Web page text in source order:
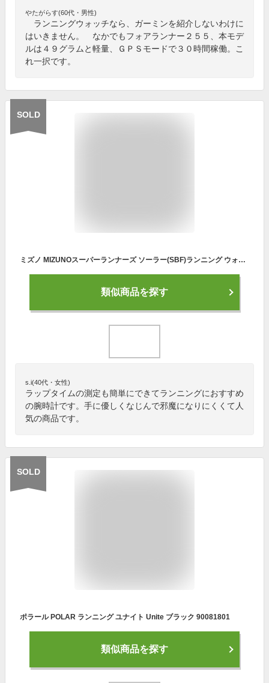
やたがらす(60代・男性)
ランニングウォッチなら、ガーミンを紹介しないわけに
はいきません。 なかでもフォアランナー２５５、本モデ
ルは４９グラムと軽量、ＧＰＳモードで３０時間稼働。こ
れ一択です。
SOLD
ミズノ MIZUNOスーパーランナーズ ソーラー(SBF)ランニング ウォッチ セイコー(28MS32500)
類似商品を探す
s.i(40代・女性)
ラップタイムの測定も簡単にできてランニングにおすすめ
の腕時計です。手に優しくなじんで邪魔になりにくくて人
気の商品です。
SOLD
ポラール POLAR ランニング ユナイト Unite ブラック 90081801
類似商品を探す